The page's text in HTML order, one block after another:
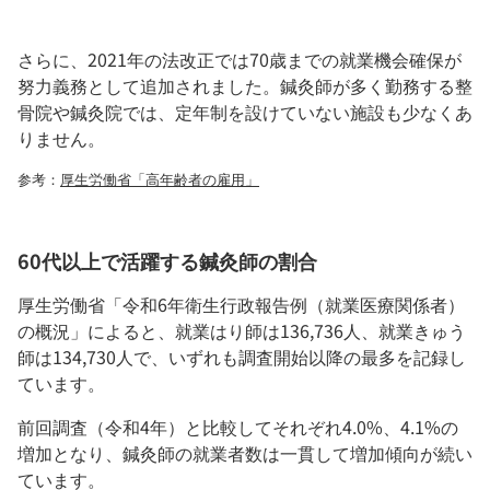
さらに、2021年の法改正では70歳までの就業機会確保が
努力義務として追加されました。鍼灸師が多く勤務する整
骨院や鍼灸院では、定年制を設けていない施設も少なくあ
りません。
参考： 厚生労働省「高年齢者の雇用」
60代以上で活躍する鍼灸師の割合
厚生労働省「令和6年衛生行政報告例（就業医療関係者）
の概況」によると、就業はり師は136,736人、就業きゅう
師は134,730人で、いずれも調査開始以降の最多を記録し
ています。
前回調査（令和4年）と比較してそれぞれ4.0%、4.1%の
増加となり、鍼灸師の就業者数は一貫して増加傾向が続い
ています。